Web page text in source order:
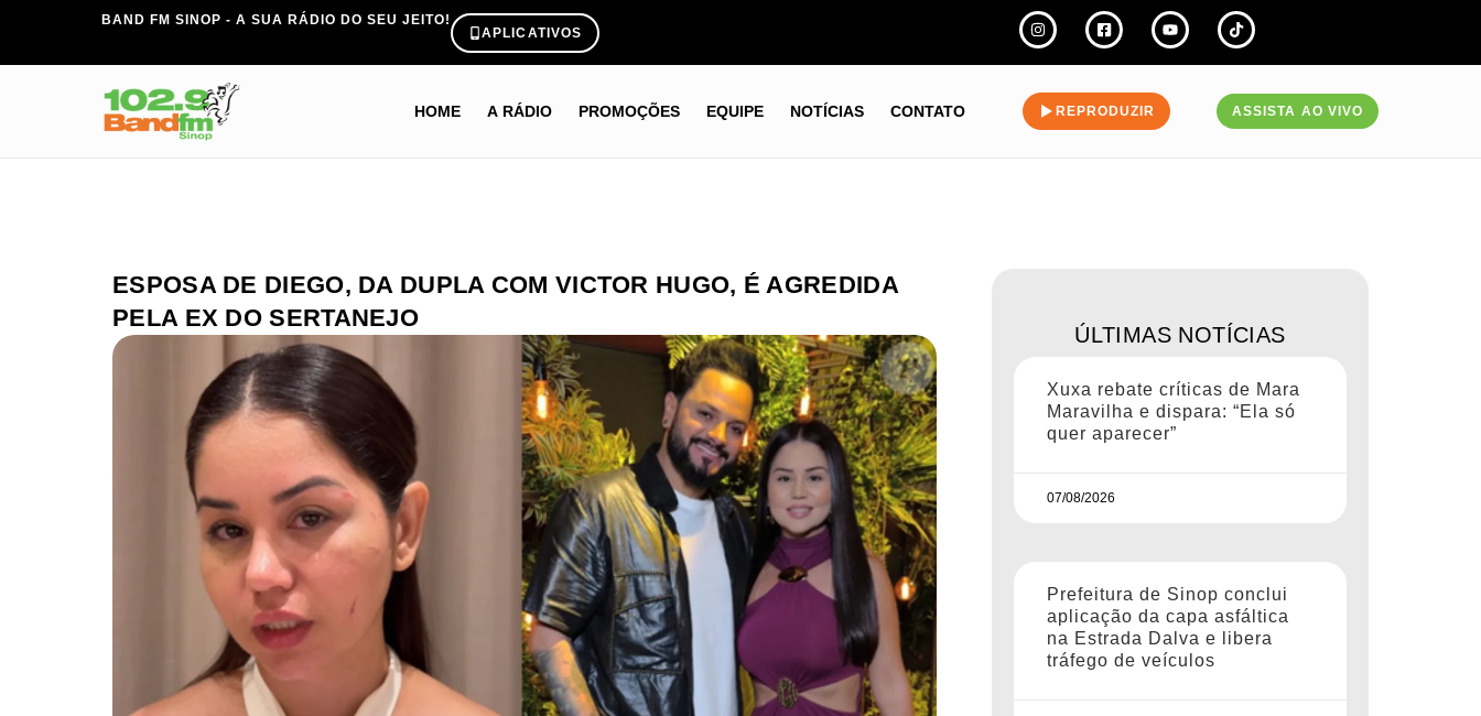
BAND FM SINOP - A SUA RÁDIO DO SEU JEITO!
APLICATIVOS
HOME A RÁDIO PROMOÇÕES EQUIPE NOTÍCIAS CONTATO REPRODUZIR ASSISTA AO VIVO
ESPOSA DE DIEGO, DA DUPLA COM VICTOR HUGO, É AGREDIDA
PELA EX DO SERTANEJO
ÚLTIMAS NOTÍCIAS
Xuxa rebate críticas de Mara
Maravilha e dispara: “Ela só
quer aparecer”
07/08/2026
Prefeitura de Sinop conclui
aplicação da capa asfáltica
na Estrada Dalva e libera
tráfego de veículos